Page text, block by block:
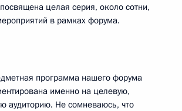
целая серия, около сотни,
в рамках форума.
программа нашего форума
именно на целевую,
аудиторию. Не сомневаюсь, что